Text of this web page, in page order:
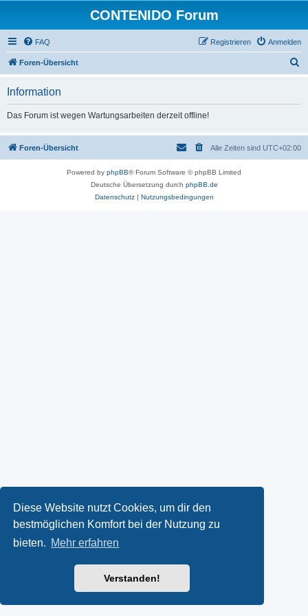
Diese Website nutzt Cookies, um dir den
bestmöglichen Komfort bei der Nutzung zu
bieten. Mehr erfahren
Verstanden!
CONTENIDO Forum
FAQ Anmelden
Registrieren
Foren-Übersicht
Information
Das Forum ist wegen Wartungsarbeiten derzeit offline!
Foren-Übersicht Alle Zeiten sind UTC+02:00
Powered by phpBB® Forum Software © phpBB Limited
Deutsche Übersetzung durch phpBB.de
Datenschutz| Nutzungsbedingungen